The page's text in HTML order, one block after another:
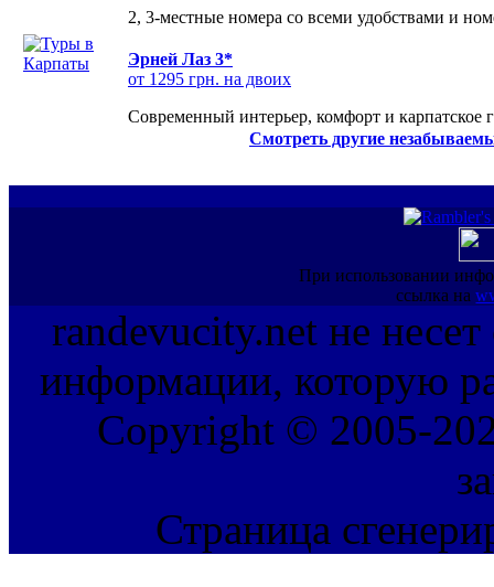
2, 3-местные номера со всеми удобствами и
Эрней Лаз 3*
от 1295 грн. на двоих
Современный интерьер, комфорт и карпатское
Смотреть другие
При использовании
ссылка на
randevucity.net не несет
информации, которую
Copyright © 2005-
Страница